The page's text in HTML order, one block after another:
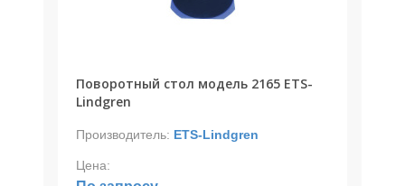
Поворотный стол модель 2165 ETS-
Lindgren
Производитель: ETS-Lindgren
Цена: